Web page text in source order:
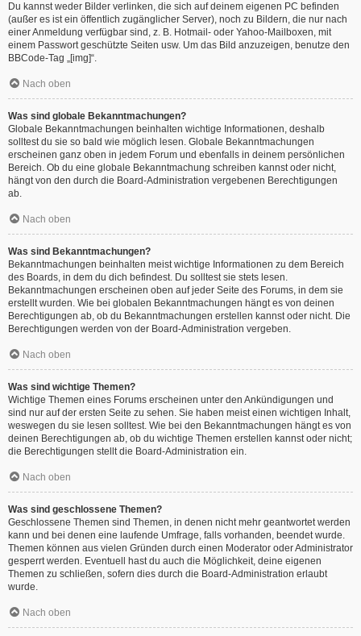
Du kannst weder Bilder verlinken, die sich auf deinem eigenen PC befinden
(außer es ist ein öffentlich zugänglicher Server), noch zu Bildern, die nur nach
einer Anmeldung verfügbar sind, z. B. Hotmail- oder Yahoo-Mailboxen, mit
einem Passwort geschützte Seiten usw. Um das Bild anzuzeigen, benutze den
BBCode-Tag „[img]“.
Nach oben
Was sind globale Bekanntmachungen?
Globale Bekanntmachungen beinhalten wichtige Informationen, deshalb
solltest du sie so bald wie möglich lesen. Globale Bekanntmachungen
erscheinen ganz oben in jedem Forum und ebenfalls in deinem persönlichen
Bereich. Ob du eine globale Bekanntmachung schreiben kannst oder nicht,
hängt von den durch die Board-Administration vergebenen Berechtigungen
ab.
Nach oben
Was sind Bekanntmachungen?
Bekanntmachungen beinhalten meist wichtige Informationen zu dem Bereich
des Boards, in dem du dich befindest. Du solltest sie stets lesen.
Bekanntmachungen erscheinen oben auf jeder Seite des Forums, in dem sie
erstellt wurden. Wie bei globalen Bekanntmachungen hängt es von deinen
Berechtigungen ab, ob du Bekanntmachungen erstellen kannst oder nicht. Die
Berechtigungen werden von der Board-Administration vergeben.
Nach oben
Was sind wichtige Themen?
Wichtige Themen eines Forums erscheinen unter den Ankündigungen und
sind nur auf der ersten Seite zu sehen. Sie haben meist einen wichtigen Inhalt,
weswegen du sie lesen solltest. Wie bei den Bekanntmachungen hängt es von
deinen Berechtigungen ab, ob du wichtige Themen erstellen kannst oder nicht;
die Berechtigungen stellt die Board-Administration ein.
Nach oben
Was sind geschlossene Themen?
Geschlossene Themen sind Themen, in denen nicht mehr geantwortet werden
kann und bei denen eine laufende Umfrage, falls vorhanden, beendet wurde.
Themen können aus vielen Gründen durch einen Moderator oder Administrator
gesperrt werden. Eventuell hast du auch die Möglichkeit, deine eigenen
Themen zu schließen, sofern dies durch die Board-Administration erlaubt
wurde.
Nach oben